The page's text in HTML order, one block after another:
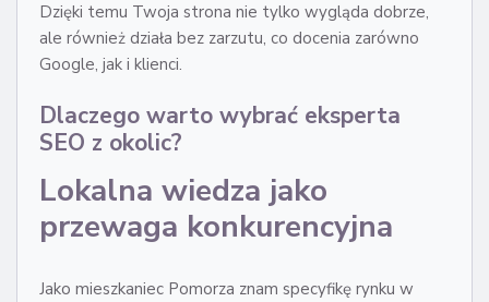
Dzięki temu Twoja strona nie tylko wygląda dobrze,
ale również działa bez zarzutu, co docenia zarówno
Google, jak i klienci.
Dlaczego warto wybrać eksperta
SEO z okolic?
Lokalna wiedza jako
przewaga konkurencyjna
Jako mieszkaniec Pomorza znam specyfikę rynku w